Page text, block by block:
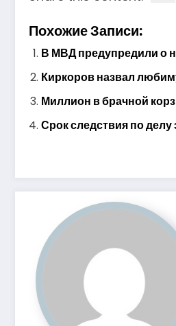
Похожие Записи:
В МВД предупредили о
Киркоров назвал
Миллион в брачной
Срок следствия по